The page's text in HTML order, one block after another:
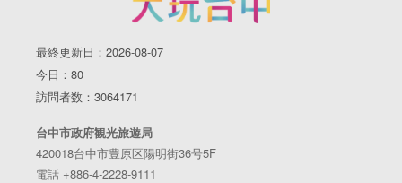
最終更新日：2026-08-07
今日：80
訪問者数：3064171
台中市政府観光旅遊局
420018台中市豊原区陽明街36号5F
電話 +886-4-2228-9111